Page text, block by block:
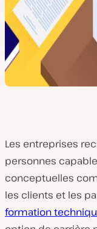
Les entreprises
personnes
conceptuelles
les clients et les
formation